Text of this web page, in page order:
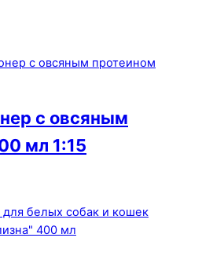
с овсяным
мл 1:15